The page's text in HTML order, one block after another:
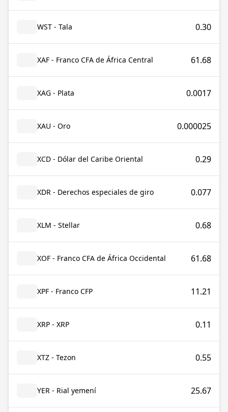
WST - Tala 0.30
XAF - Franco CFA de África Central 61.68
XAG - Plata 0.0017
XAU - Oro 0.000025
XCD - Dólar del Caribe Oriental 0.29
XDR - Derechos especiales de giro 0.077
XLM - Stellar 0.68
XOF - Franco CFA de África Occidental 61.68
XPF - Franco CFP 11.21
XRP - XRP 0.11
XTZ - Tezon 0.55
YER - Rial yemení 25.67